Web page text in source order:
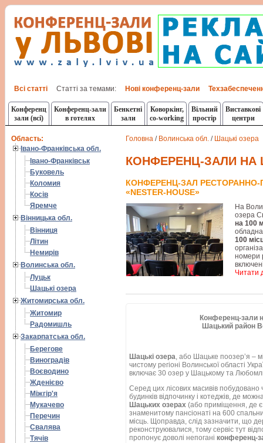
Всі статті Статті за темами: Нові конференц-зали
Конференц
зали (всі)
Конференц-зали
в готелях
Бенкетні
зали
Коворкінг,
co-working
Вільний
простір
Виставкові
центри
Область:
Івано-Франківська обл.
Івано-Франківськ
Буковель
Коломия
Косів
Яремче
Вінницька обл.
Вінниця
Літин
Немирів
Волинська обл.
Луцьк
Шацькі озера
Житомирська обл.
Житомир
Радомишль
Закарпатська обл.
Берегове
Виноградів
Воєводино
Жденієво
Міжгір'я
Мукачево
Перечин
Свалява
Тячів
Головна / Волинська обл. / Шацькі озера
КОНФЕРЕНЦ-ЗАЛИ НА
КОНФЕРЕНЦ-ЗАЛ
«NESTER-HOUSE»
На
озера
на 100
100
номери
Читати
Конференц-зали
Шацький район
Шацькі озера , або Шацьке поозер’я –
чистому регіоні Волинської області
включає 30 озер у Шацькому та
Серед цих лісових масивів побудовано
будинків відпочинку і котеджів, де
Шацьких озерах (або приміщення, де
знаменитому пансіонаті на 600
місць. Щоправда, слід зазначити, що
реконструювалися, тому сервіс тут
пропонує доволі непогані конференц-